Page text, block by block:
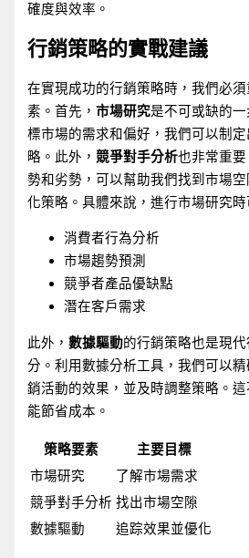
確度與效率。
行銷策略的實戰建議
在實現成功的行銷策略時，我們必
素。首先，市場研究是不可或缺的
標市場的需求和偏好，我們可以制
略。此外，競爭對手分析也非常重
勢和劣勢，可以幫助我們找到市場
化策略。具體來說，進行市場研究時
消費者行為分析
市場趨勢預測
競爭者產品優缺點
潛在客戶需求
此外，數據驅動的行銷策略也是現
分。利用數據分析工具，我們可以
銷活動的效果，並及時調整策略。
能節省成本。
策略要素
主要目標
市場研究
了解市場需求
競爭對手分析 找出市場空隙
數據驅動
追踪效果並優化